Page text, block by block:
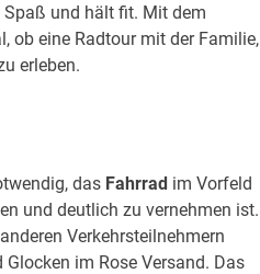
und hält fit. Mit dem
ob eine Radtour mit der Familie,
erleben.
das Fahrrad im Vorfeld
und deutlich zu vernehmen ist.
Verkehrsteilnehmern
im Rose Versand. Das